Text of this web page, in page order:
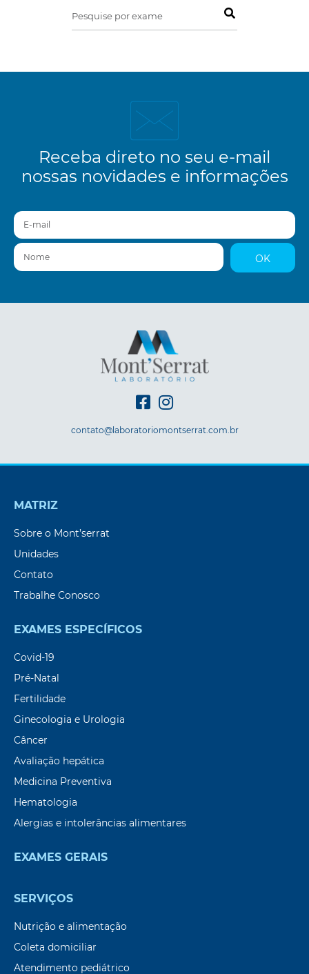
Pesquise por exame
Receba direto no seu e-mail
nossas novidades e informações
E-mail
Nome
OK
contato@laboratoriomontserrat.com.br
MATRIZ
Sobre o Mont’serrat
Unidades
Contato
Trabalhe Conosco
EXAMES ESPECÍFICOS
Covid-19
Pré-Natal
Fertilidade
Ginecologia e Urologia
Câncer
Avaliação hepática
Medicina Preventiva
Hematologia
Alergias e intolerâncias alimentares
EXAMES GERAIS
SERVIÇOS
Nutrição e alimentação
Coleta domiciliar
Atendimento pediátrico